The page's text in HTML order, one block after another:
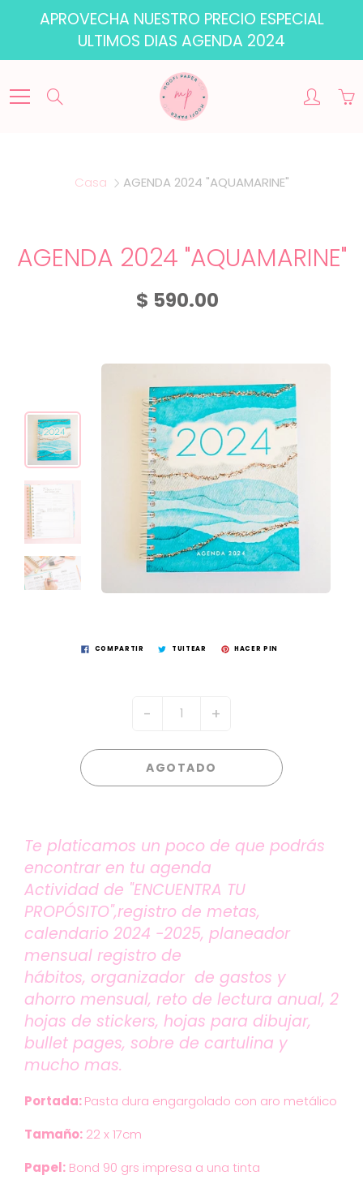
APROVECHA NUESTRO PRECIO ESPECIAL
ULTIMOS DIAS AGENDA 2024
Casa AGENDA 2024 "AQUAMARINE"
AGENDA 2024 "AQUAMARINE"
$ 590.00
COMPARTIR TUITEAR HACER PIN
- +
AGOTADO
Te platicamos un poco de que podrás
encontrar en tu agenda
Actividad de "ENCUENTRA TU
PROPÓSITO",registro de metas,
calendario 2024 -2025, planeador
mensual registro de
hábitos, organizador de gastos y
ahorro mensual, reto de lectura anual, 2
hojas de stickers, hojas para dibujar,
bullet pages, sobre de cartulina y
mucho mas.
Portada:Pasta dura engargolado con aro metálico
Tamaño: 22 x 17cm
Papel: Bond 90 grs impresa a una tinta